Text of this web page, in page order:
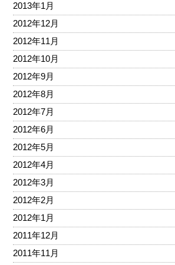
2013年1月
2012年12月
2012年11月
2012年10月
2012年9月
2012年8月
2012年7月
2012年6月
2012年5月
2012年4月
2012年3月
2012年2月
2012年1月
2011年12月
2011年11月